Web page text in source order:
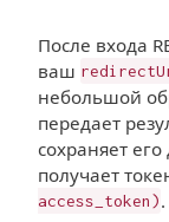
После входа
ваш
небольшой
передает
сохраняет
получает
access_token).